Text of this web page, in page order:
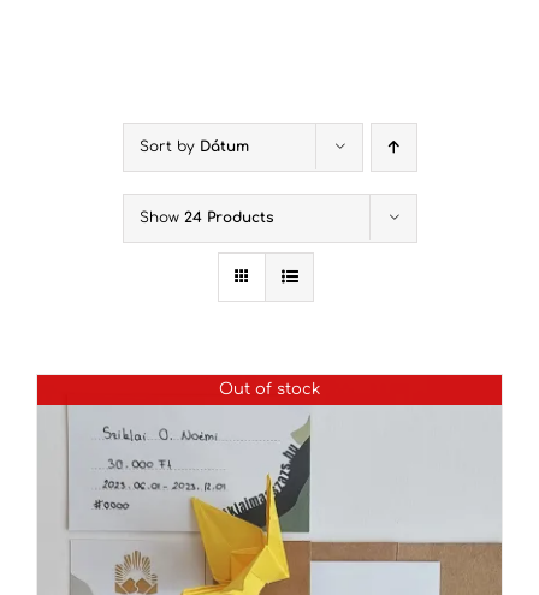
Sort by Dátum
Show 24 Products
Out of stock